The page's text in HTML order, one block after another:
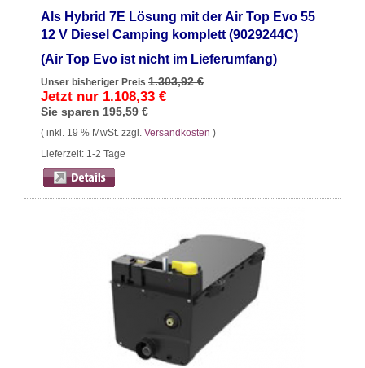
Als Hybrid 7E Lösung mit der Air Top Evo 55
12 V Diesel Camping komplett (9029244C)
(Air Top Evo ist nicht im Lieferumfang)
Unser bisheriger Preis 1.303,92 €
Jetzt nur 1.108,33 €
Sie sparen 195,59 €
( inkl. 19 % MwSt. zzgl. Versandkosten )
Lieferzeit: 1-2 Tage